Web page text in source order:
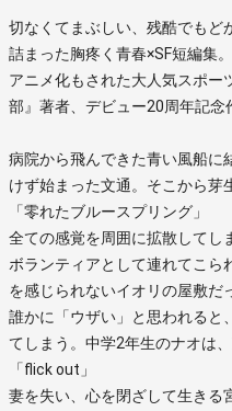
切なくてまぶしい、残酷でもど
詰まった胸疼く青春×SF短編集。
アニメ化もされた大人気スポー
部』著者、デビュー20周年記念
病院から飛んできた青い風船に
けず始まった文通。そこから芽
「零れたブルースプリング」
全ての感覚を周囲に拡散してし
ボランティアとして連れてこら
を感じられないイオリの屋敷だ
誰かに「ウザい」と思われると
てしまう。中学2年生のナオは
「flick out」
妻を失い、心を閉ざして生きる